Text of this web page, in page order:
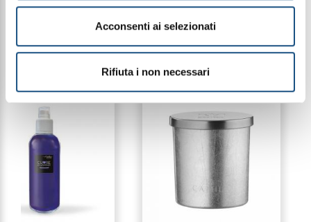
Acconsenti ai selezionati
Rifiuta i non necessari
PRODOTTI CORRELATI